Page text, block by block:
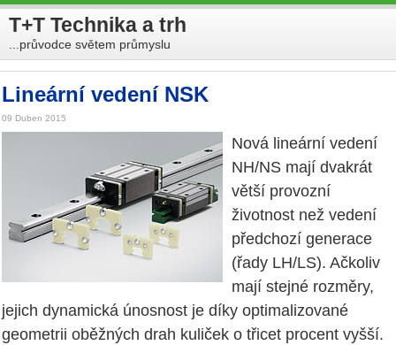
T+T Technika a trh
...průvodce světem průmyslu
Lineární vedení NSK
09 Duben 2015
Nová lineární vedení
NH/NS mají dvakrát
větší provozní
životnost než vedení
předchozí generace
(řady LH/LS). Ačkoliv
mají stejné rozměry,
jejich dynamická únosnost je díky optimalizované
geometrii oběžných drah kuliček o třicet procent vyšší.